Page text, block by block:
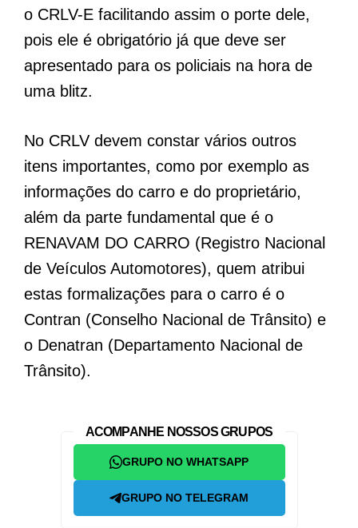
o CRLV-E facilitando assim o porte dele,
pois ele é obrigatório já que deve ser
apresentado para os policiais na hora de
uma blitz.
No CRLV devem constar vários outros
itens importantes, como por exemplo as
informações do carro e do proprietário,
além da parte fundamental que é o
RENAVAM DO CARRO (Registro Nacional
de Veículos Automotores), quem atribui
estas formalizações para o carro é o
Contran (Conselho Nacional de Trânsito) e
o Denatran (Departamento Nacional de
Trânsito).
ACOMPANHE NOSSOS GRUPOS
GRUPO NO WHATSAPP
GRUPO NO TELEGRAM